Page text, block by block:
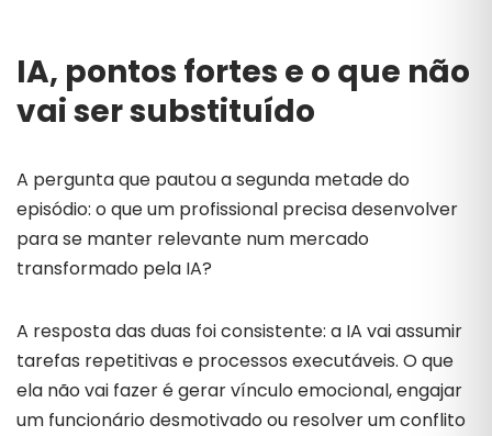
IA, pontos fortes e o que não
vai ser substituído
A pergunta que pautou a segunda metade do
episódio: o que um profissional precisa desenvolver
para se manter relevante num mercado
transformado pela IA?
A resposta das duas foi consistente: a IA vai assumir
tarefas repetitivas e processos executáveis. O que
ela não vai fazer é gerar vínculo emocional, engajar
um funcionário desmotivado ou resolver um conflito